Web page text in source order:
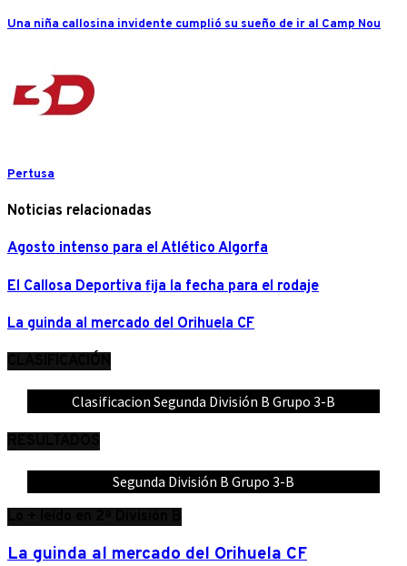
Una niña callosina invidente cumplió su sueño de ir al Camp Nou
Pertusa
Noticias relacionadas
Agosto intenso para el Atlético Algorfa
El Callosa Deportiva fija la fecha para el rodaje
La guinda al mercado del Orihuela CF
Clasificacion Segunda División B Grupo 3-B
Segunda División B Grupo 3-B
La guinda al mercado del Orihuela CF